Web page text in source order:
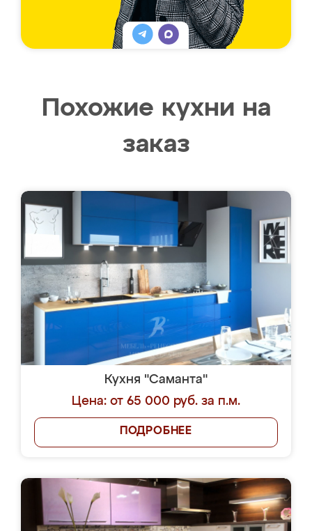
Похожие кухни на
заказ
Кухня "Саманта"
Цена: от 65 000 руб. за п.м.
ПОДРОБНЕЕ